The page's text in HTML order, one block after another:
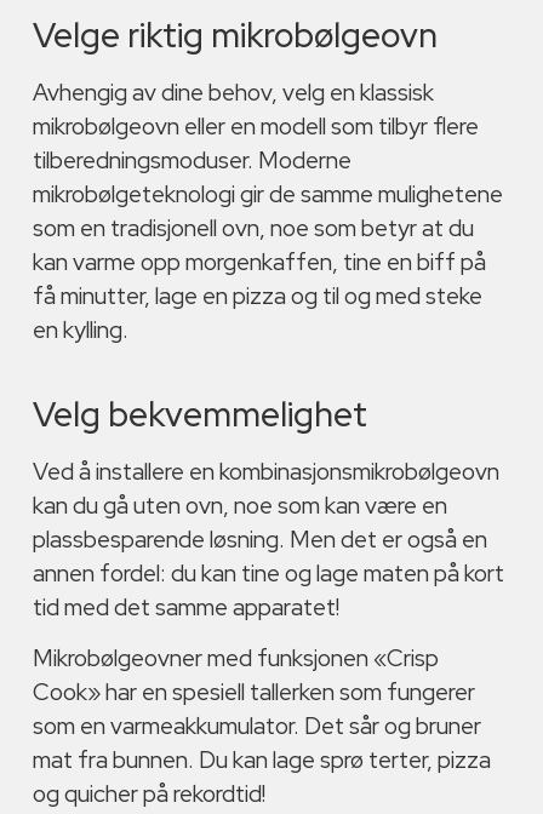
Velge riktig mikrobølgeovn
Avhengig av dine behov, velg en klassisk
mikrobølgeovn eller en modell som tilbyr flere
tilberedningsmoduser. Moderne
mikrobølgeteknologi gir de samme mulighetene
som en tradisjonell ovn, noe som betyr at du
kan varme opp morgenkaffen, tine en biff på
få minutter, lage en pizza og til og med steke
en kylling.
Velg bekvemmelighet
Ved å installere en kombinasjonsmikrobølgeovn
kan du gå uten ovn, noe som kan være en
plassbesparende løsning. Men det er også en
annen fordel: du kan tine og lage maten på kort
tid med det samme apparatet!
Mikrobølgeovner med funksjonen «Crisp
Cook» har en spesiell tallerken som fungerer
som en varmeakkumulator. Det sår og bruner
mat fra bunnen. Du kan lage sprø terter, pizza
og quicher på rekordtid!